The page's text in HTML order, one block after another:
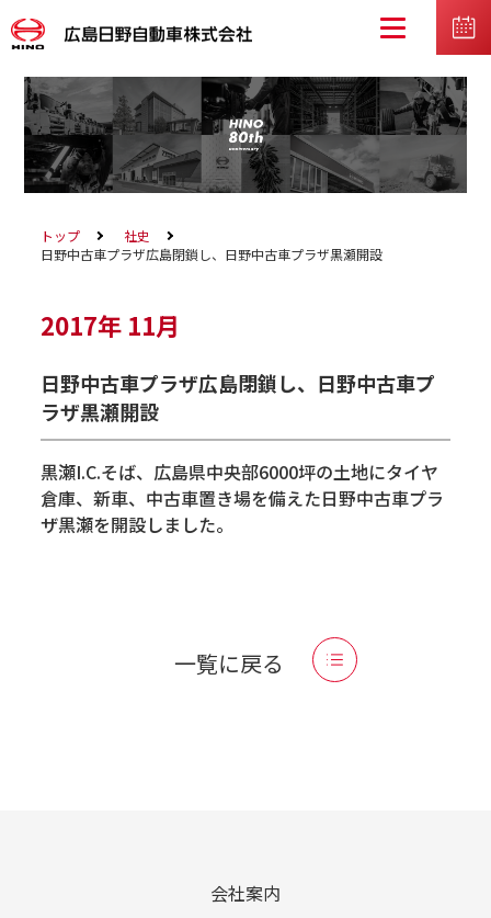
トップ
社史
日野中古車プラザ広島閉鎖し、日野中古車プラザ黒瀬開設
2017年 11月
日野中古車プラザ広島閉鎖し、日野中古車プ
ラザ黒瀬開設
黒瀬I.C.そば、広島県中央部6000坪の土地にタイヤ
倉庫、新車、中古車置き場を備えた日野中古車プラ
ザ黒瀬を開設しました。
一覧に戻る
会社案内